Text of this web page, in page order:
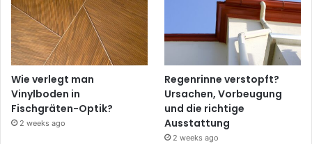
Wie verlegt man
Vinylboden in
Fischgräten-Optik?
2 weeks ago
Regenrinne verstopft?
Ursachen, Vorbeugung
und die richtige
Ausstattung
2 weeks ago